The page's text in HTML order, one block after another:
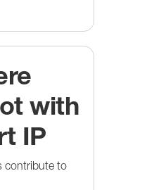
with
IP
contribute to